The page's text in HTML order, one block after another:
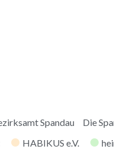
Spandau
Die
HABIKUS e.V.